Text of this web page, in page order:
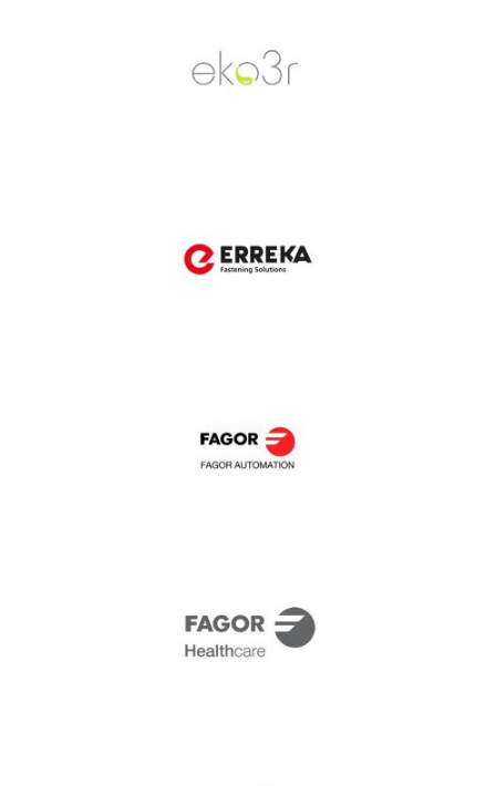
Eko3r
Erreka Fastening Solutions
Fagor Automation
Fagor Healthcare